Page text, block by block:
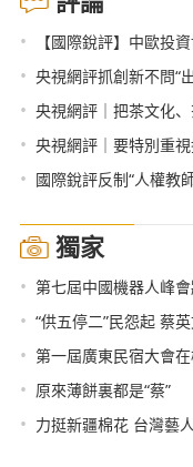
• 【國際銳評】中歐投
• 央視網評抓創新不問“
• 央視網評｜把茶文化
• 央視網評｜要特別重
• 國際銳評反制“人權教
獨家
• 第七屆中國機器人峰
• “供五停二”民怨起 蔡
• 第一屆廣東民宿大會
• 原來薄餅裏都是“蔡”
• 力挺新疆棉花 台灣藝